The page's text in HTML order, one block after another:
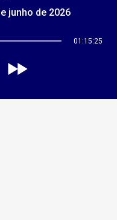
junho de 2026
01:15:25